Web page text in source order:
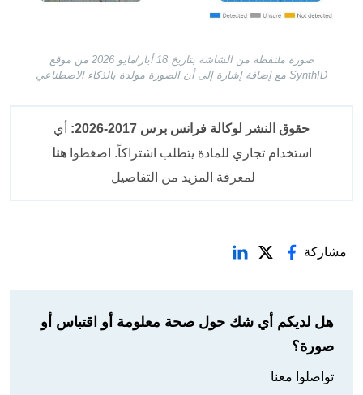
صورة ملتقطة من الشاشة بتاريخ 18 أيار/مايو 2026 من موقع
SynthID مع إضافة إشارة إلى أن الصورة مولدة بالذكاء الاصطناعي
حقوق النشر لوكالة فرانس برس 2017-2026:
أي
استخدام تجاري للمادة يتطلب اشتراكاً. اضغطواهنا
لمعرفة المزيد من التفاصيل
مشاركة
هل لديكم أي شك حول صحة معلومة أو اقتباس أو
صورة؟
تواصلوا معنا